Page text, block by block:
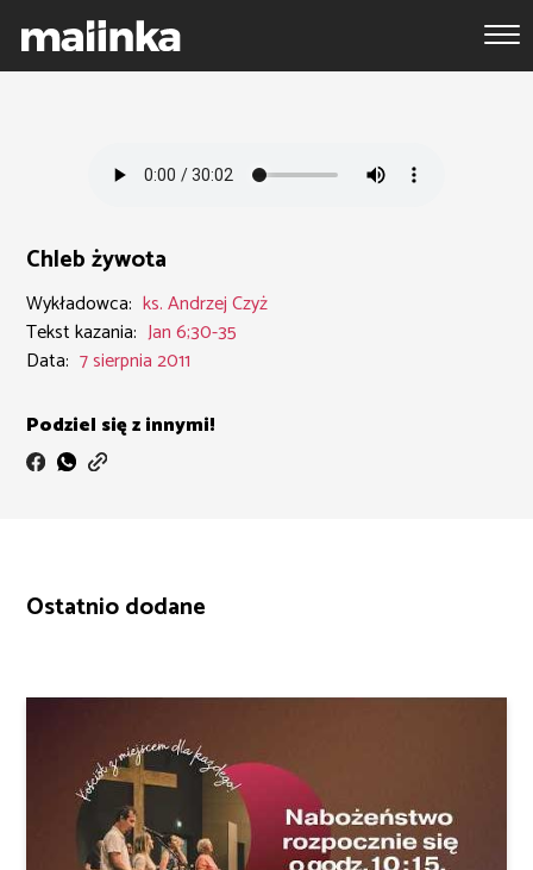
Chleb żywota
Wykładowca: ks. Andrzej Czyż
Tekst kazania: Jan 6;30-35
Data: 7 sierpnia 2011
Podziel się z innymi!
Ostatnio dodane